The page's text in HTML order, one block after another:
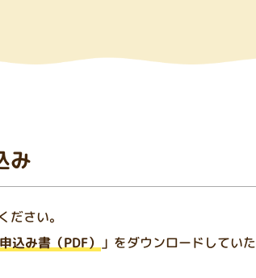
み
ださい。
込み書（PDF） 」をダウンロードしてい